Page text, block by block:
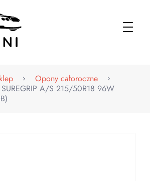
Opony całoroczne
A/S 215/50R18 96W